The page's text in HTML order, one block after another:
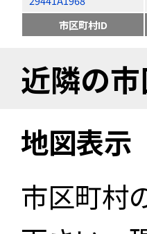
市区町村ID
近隣の
地図表示
市区町村